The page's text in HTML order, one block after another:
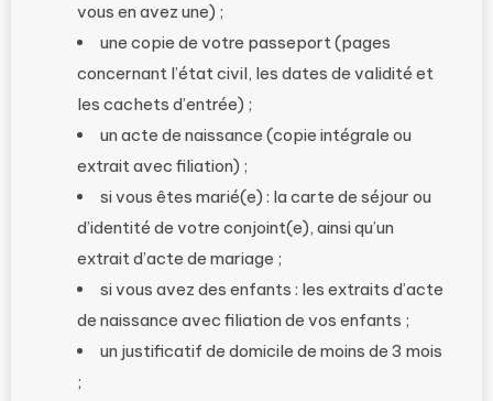
vous en avez une) ;
une copie de votre passeport (pages
concernant l’état civil, les dates de validité et
les cachets d’entrée) ;
un acte de naissance (copie intégrale ou
extrait avec filiation) ;
si vous êtes marié(e) : la carte de séjour ou
d’identité de votre conjoint(e), ainsi qu’un
extrait d’acte de mariage ;
si vous avez des enfants : les extraits d’acte
de naissance avec filiation de vos enfants ;
un justificatif de domicile de moins de 3 mois
;